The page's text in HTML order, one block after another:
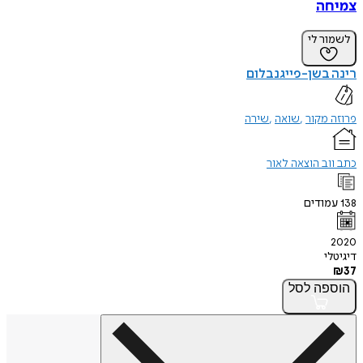
צמיחה
לשמור לי
רינה בשן-פייגנבלום
פרוזה מקור שואה שירה
כתב ווב הוצאה לאור
138עמודים
2020
דיגיטלי
₪37
הוספה לסל